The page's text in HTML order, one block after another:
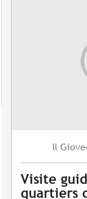
Il
Visite
quartiers